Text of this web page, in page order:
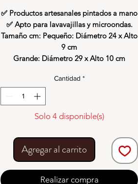
✅ Productos artesanales pintados a mano
✅ Apto para lavavajillas y microondas.
Tamaño cm: Pequeño: Diámetro 24 x Alto
9 cm
Grande: Diámetro 29 x Alto 10 cm
Cantidad *
Solo 4 disponible(s)
Agregar al carrito
Realizar compra